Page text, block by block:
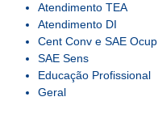
Atendimento TEA
Atendimento DI
Cent Conv e SAE Ocup
SAE Sens
Educação Profissional
Geral